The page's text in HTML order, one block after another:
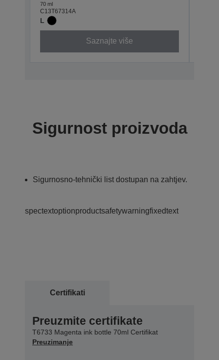
70 ml
C13T67314A
L
Saznajte više
Sigurnost proizvoda
Sigurnosno-tehnički list dostupan na zahtjev.
spectextoptionproductsafetywarningfixedtext
Certifikati
Preuzmite certifikate
T6733 Magenta ink bottle 70ml Certifikat
Preuzimanje